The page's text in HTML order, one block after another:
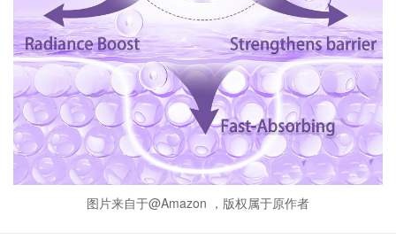
图片来自于@Amazon ，版权属于原作者